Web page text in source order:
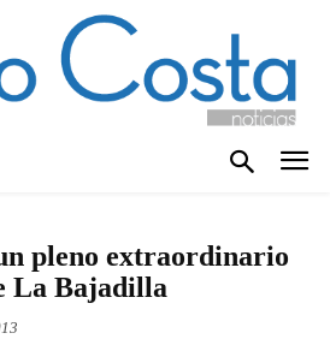
pleno extraordinario
La Bajadilla